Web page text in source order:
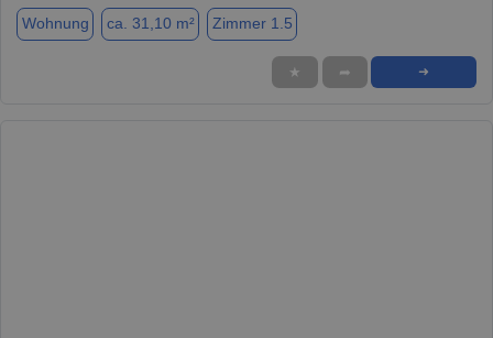
Wohnung ca. 31,10 m² Zimmer 1.5
★ ➦ ➜